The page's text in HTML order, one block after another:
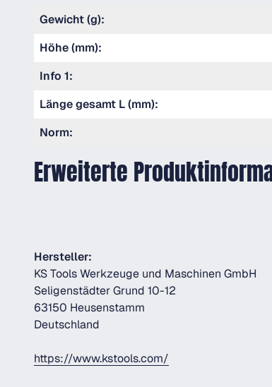
Gewicht (g):
Höhe (mm):
Info 1:
Länge gesamt L (mm):
Norm:
Erweiterte
Hersteller:
KS Tools Werkzeuge und Maschinen GmbH
Seligenstädter Grund 10-12
63150 Heusenstamm
Deutschland
https://www.kstools.com/